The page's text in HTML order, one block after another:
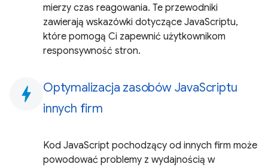
mierzy czas reagowania. Te przewodniki
zawierają wskazówki dotyczące JavaScriptu,
które pomogą Ci zapewnić użytkownikom
responsywność stron.
bolt
Optymalizacja zasobów JavaScriptu
innych firm
Kod JavaScript pochodzący od innych firm może
powodować problemy z wydajnością w